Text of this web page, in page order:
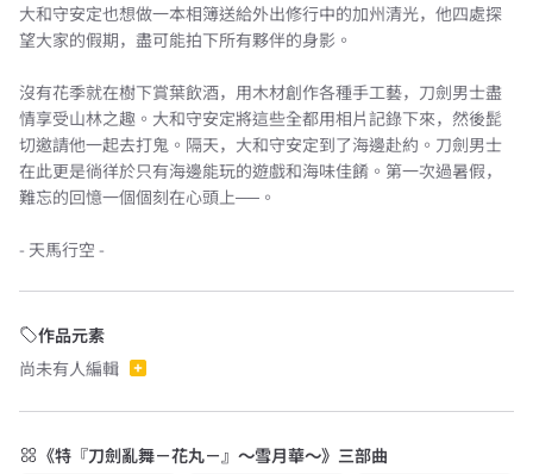
大和守安定也想做一本相簿送給外出修行中的加州清光，他四處探
望大家的假期，盡可能拍下所有夥伴的身影。
沒有花季就在樹下賞葉飲酒，用木材創作各種手工藝，刀劍男士盡
情享受山林之趣。大和守安定將這些全都用相片記錄下來，然後髭
切邀請他一起去打鬼。隔天，大和守安定到了海邊赴約。刀劍男士
在此更是徜徉於只有海邊能玩的遊戲和海味佳餚。第一次過暑假，
難忘的回憶一個個刻在心頭上──。
- 天馬行空 -
作品元素
尚未有人編輯
《特『刀劍亂舞－花丸－』～雪月華～》三部曲